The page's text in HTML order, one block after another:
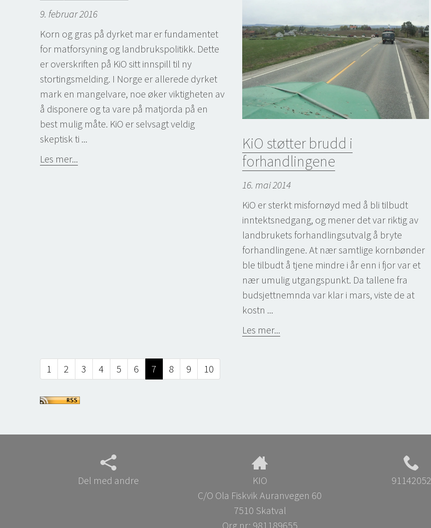
9. februar 2016
Korn og gras på dyrket mar er fundamentet
for matforsyning og landbrukspolitikk. Dette
er overskriften på KiO sitt innspill til ny
stortingsmelding. I Norge er allerede dyrket
mark en mangelvare, noe øker viktigheten av
å disponere og ta vare på matjorda på en
best mulig måte. KiO er selvsagt veldig
skeptisk ti ...
Les mer...
KiO støtter brudd i
forhandlingene
16. mai 2014
KiO er sterkt misfornøyd med å bli tilbudt
inntektsnedgang, og mener det var riktig av
landbrukets forhandlingsutvalg å bryte
forhandlingene. At nær samtlige kornbønder
ble tilbudt å tjene mindre i år enn i fjor var et
nær umulig utgangspunkt. Da tallene fra
budsjettnemnda var klar i mars, viste de at
kostn ...
Les mer...
1 2 3 4 5 6 7 8 9 10
Del med andre
KIO
C/O Ola Fiskvik Auranvegen 60
7510 Skatval
Org.nr: 981189655
91142052